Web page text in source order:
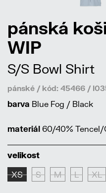
pánská
WIP
S/S Bowl Shirt
pánské / kód: 45466 /
barva Blue Fog / Black
materiál 60/40% Tencel/
velikost
XS S M L XL